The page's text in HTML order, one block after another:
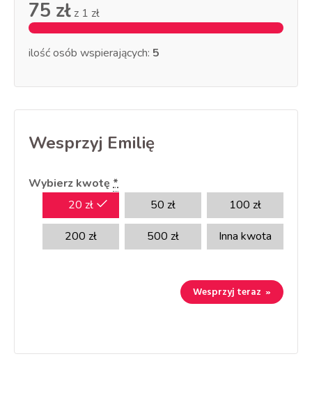
75 zł z 1 zł
ilość osób wspierających: 5
Wesprzyj Emilię
Wybierz kwotę *
20 zł 50 zł 100 zł
200 zł 500 zł Inna kwota
»